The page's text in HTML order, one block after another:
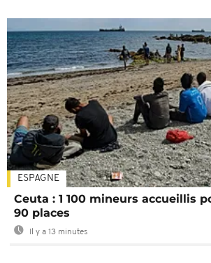
ESPAGNE
Ceuta : 1 100 mineurs accueillis
90 places
Il y a 13 minutes